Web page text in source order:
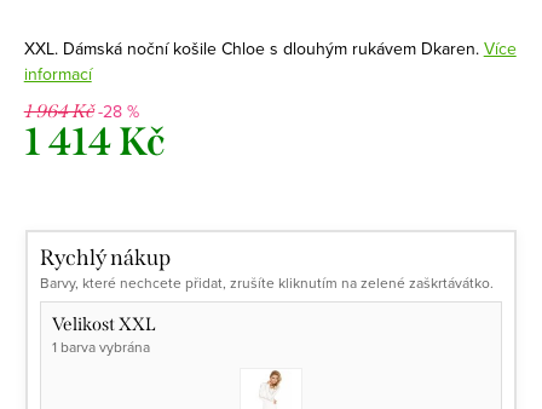
XXL. Dámská noční košile Chloe s dlouhým rukávem Dkaren. Více
informací
1 964 Kč-28 %
1 414 Kč
Rychlý nákup
Barvy, které nechcete přidat, zrušíte kliknutím na zelené zaškrtávátko.
Velikost XXL
1 barva vybrána